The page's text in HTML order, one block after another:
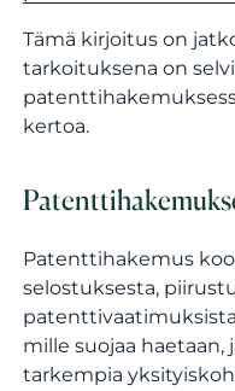
Tämä kirjoitus on
tarkoituksena on
kertoa.
Patenttihakemus
selostuksesta,
mille suojaa
tarkempia